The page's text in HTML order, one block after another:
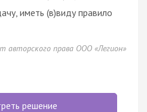
иметь (в)виду правило
авторского права ООО «Легион»
решение